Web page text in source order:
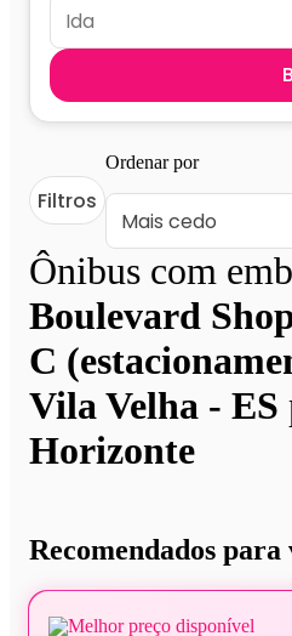
Ônibus com
Boulevard
C
Vila Velha - ES
Horizonte
Filtros
Ordenar por
Recomendados para
Melhor preço disponível